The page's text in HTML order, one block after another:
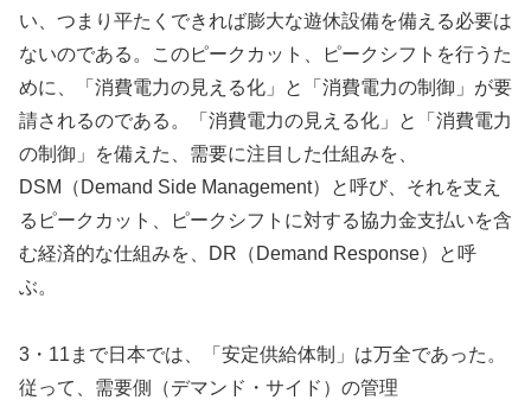
い、つまり平たくできれば膨大な遊休設備を備える必要は
ないのである。このピークカット、ピークシフトを行うた
めに、「消費電力の見える化」と「消費電力の制御」が要
請されるのである。「消費電力の見える化」と「消費電力
の制御」を備えた、需要に注目した仕組みを、
DSM（Demand Side Management）と呼び、それを支え
るピークカット、ピークシフトに対する協力金支払いを含
む経済的な仕組みを、DR（Demand Response）と呼
ぶ。
3・11まで日本では、「安定供給体制」は万全であった。
従って、需要側（デマンド・サイド）の管理